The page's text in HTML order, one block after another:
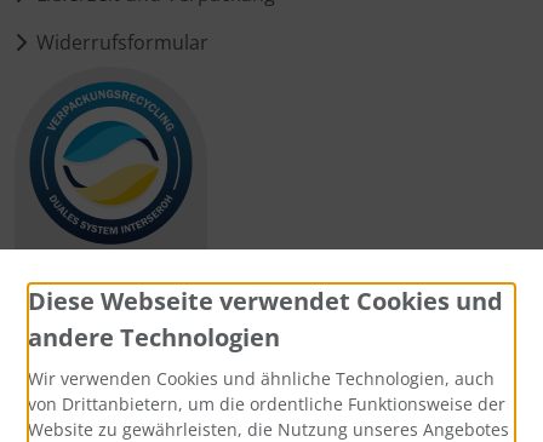
Widerrufsformular
Zahlungsmethoden
Diese Webseite verwendet Cookies und
andere Technologien
Wir verwenden Cookies und ähnliche Technologien, auch
von Drittanbietern, um die ordentliche Funktionsweise der
Website zu gewährleisten, die Nutzung unseres Angebotes